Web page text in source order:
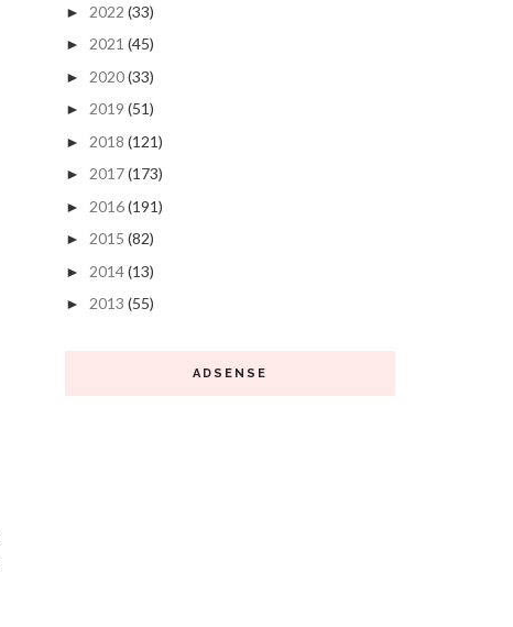
► 2022 (33)
► 2021 (45)
► 2020(33)
► 2019 (51)
► 2018 (121)
► 2017(173)
► 2016(191)
► 2015 (82)
► 2014(13)
► 2013 (55)
ADSENSE